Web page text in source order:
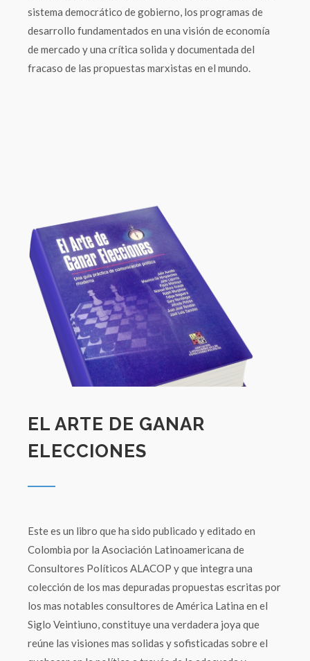
sistema democrático de gobierno, los programas de
desarrollo fundamentados en una visión de economía
de mercado y una crítica solida y documentada del
fracaso de las propuestas marxistas en el mundo.
EL ARTE DE GANAR
ELECCIONES
Este es un libro que ha sido publicado y editado en
Colombia por la Asociación Latinoamericana de
Consultores Políticos ALACOP y que integra una
colección de los mas depuradas propuestas escritas por
los mas notables consultores de América Latina en el
Siglo Veintiuno, constituye una verdadera joya que
reúne las visiones mas solidas y sofisticadas sobre el